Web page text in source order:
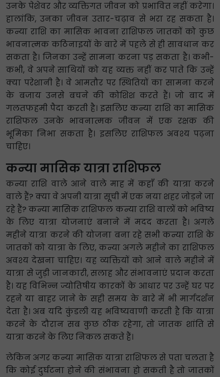
उनके पेशेवर और व्यक्तिगत जीवन को प्रभावित नहीं करेगा।
हालांकि, उनका जीवन उतार-चढ़ाव से भरा रह सकता है।
कन्या राशि का मासिक भावना राशिफल जातकों को कुछ
भावनात्मक कठिनाइयों के बारे में पहले से ही सावधान कर
सकता है। जिनका उन्हें सामना करना पड़ सकता है। कभी-
कभी, वे अपने साथियों को यह व्यक्त नहीं कर पाते कि उन्हें
क्या परेशानी है। वे आमतौर पर स्थितियों का सामना करने
के बजाय उनसे बचने की कोशिश करते हैं। जो बाद में
गलतफहमी पैदा करती है। इसलिए कन्या राशि का मासिक
राशिफल उनके भावनात्मक जीवन में एक रक्षक की
भूमिका निभा सकता है। इसलिए राशिफल अवश्य पढ़ना
चाहिए।
कन्या मासिक यात्रा राशिफल
कन्या राशि वाले आने वाले माह में कहाँ की यात्रा करने
वाले हैं? क्या वे अपनी यात्रा सूची में एक नया शहर जोड़ने जा
रहे हैं? कन्या मासिक राशिफल कन्या राशि वालों को भविष्य
के लिए यात्रा योजनाएं बनाने में मदद करता है। अगले
महीने यात्रा करने की योजना बना रहे सभी कन्या राशि के
जातकों को यात्रा के लिए, कन्या अगले महीने का राशिफल
अवश्य देखना चाहिए। यह व्यक्तियों को आने वाले महीने में
यात्रा से जुड़ी जानकारी, सलाह और संभावनाएं प्रदान करता
है। यह विभिन्न ज्योतिषीय कारकों के आधार पर उन्हें घर पर
रहने या बाहर जाने के सही समय के बारे में भी मार्गदर्शन
देता है। अब यदि कुंडली यह भविष्यवाणी करती है कि यात्रा
करने के दौरान सब कुछ ठीक रहेगा, तो जातक शांति से
यात्रा करने के लिए निकल सकते हैं।
लेकिन अगर कन्या मासिक यात्रा राशिफल से पता चलता है
कि कोई दुर्घटना होने की संभावना हो सकती है तो जातकों